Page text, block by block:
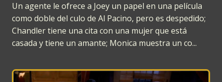
Un agente le ofrece a Joey un papel en una película
como doble del culo de Al Pacino, pero es despedido;
Chandler tiene una cita con una mujer que está
casada y tiene un amante; Monica muestra un co...